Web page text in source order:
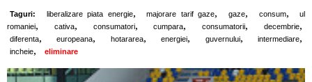
Taguri: liberalizare piata energie, majorare tarif gaze, gaze, consum,
ul
romaniei, cativa, consumatori, cumpara, consumatorii, decembrie,
diferenta, europeana, hotararea, energiei, guvernului, intermediare,
incheie, eliminare